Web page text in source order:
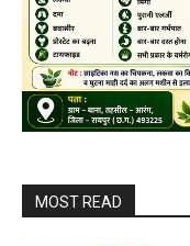
MOST READ